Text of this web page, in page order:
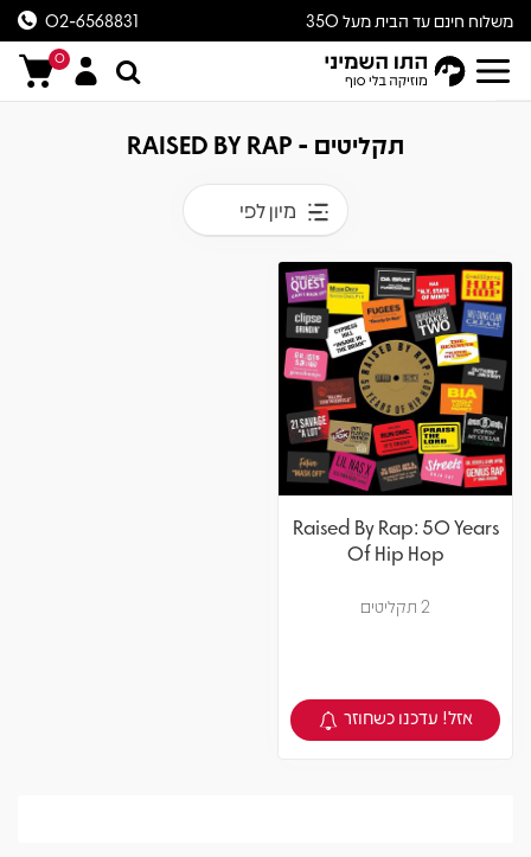
משלוח חינם עד הבית מעל 350
ש״ח
02-6568831
0
תקליטים - RAISED BY RAP
מיון לפי
Raised By Rap: 50 Years
Of Hip Hop
2 תקליטים
צפיה במוצר
אזל! עדכנו כשחוזר